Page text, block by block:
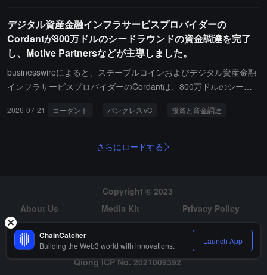
資と資金調達の面では、先週の暗号業界では合計16件の資金調達が
記録され、基盤施設分野に高度に集中しています。その中で、Alpa
caは1.35億ドルの資金調達を完了し、トークン化された証券および
AI金融インフラに注力しています。Flexは7000万ドルの資金調達を
完了し、ステーブルコインの国際決済ネットワークをさらに拡大
続き証明しています。Gate Venturesは、世界的な規制フレームワ
展段階を迎えることが期待されると考えています。
の投資機関が参加しました。Casheaは2022年に設立され、長期的
に信用が制限されているベネズエラの消費者に「先買い後払い」サ
ービスを提供しています。ユーザーはアプリまたはオフラインでQ
Rコードをスキャンして頭金を支払った後、分割で無利息で支払う
ことができます。同社はすでに1.1億件以上の取引を処理し、1000
ています。新しい資金は信用商品を拡大し、災害後の復興を支援す
デジタル資産金融インフラサービスプロバイダーの
Cordantが800万ドルのシードラウンドの資金調達を完了
し、Motive Partnersなどが主導しました。
businesswireによると、ステーブルコインおよびデジタル資産金融
インフラサービスプロバイダーのCordantは、800万ドルのシード
ak HC/FTが共同でリード投資し、Bankless VC、FJ Labs、SignalFi
ntures、Silvercircle Ventures、Generative Venturesなどが参加しま
クロスボーダー取引、ステーブルコイン、デジタル資産分野をカバ
テンアメリカのデジタル資産および支払いプラットフォームBitsoと
ブロックチェーンインフラ企業Paxosが投資に参加し、設計パート
ナーとして関与しています。
2026-07-21 コーダント バンクレスVC 投資と資金調達
さらにロードする
Copyright © 2023
About Us
Media Kit
Privacy Policy
Risk Warning
Hiring
Qiong ICP No. 2021009392
ChainCatcher
Building the Web3 world with innovations. Launch App